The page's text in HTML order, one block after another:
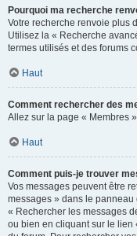
Pourquoi ma recherche
Votre recherche renvoie plus
Utilisez la « Recherche
termes utilisés et des forums
Haut
Comment rechercher des
Allez sur la page « Membres
Haut
Comment puis-je trouver
Vos messages peuvent être
messages » dans le panneau
« Rechercher les messages
ou bien en cliquant sur le lien